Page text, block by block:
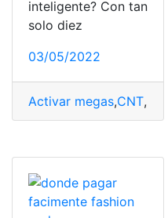
inteligente? Con tan
solo diez
03/05/2022
Activar megas,CNT,